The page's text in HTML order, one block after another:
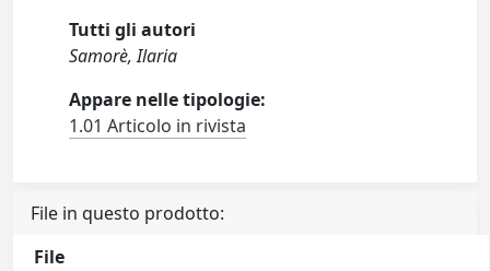
Tutti gli autori
Samorè, Ilaria
Appare nelle tipologie:
1.01 Articolo in rivista
File in questo prodotto:
File